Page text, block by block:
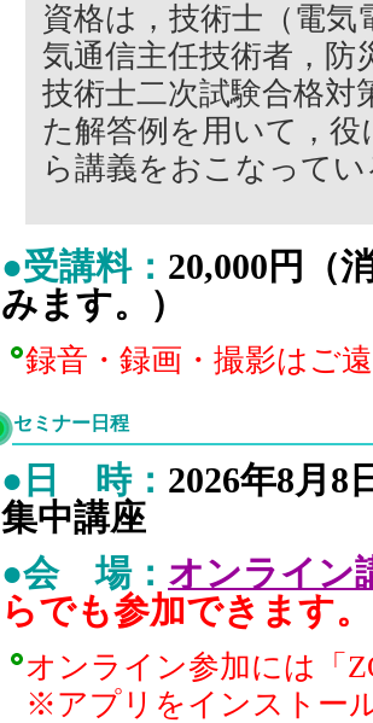
資格は，技術士（電気
気通信主任技術者，防
技術士二次試験合格
た解答例を用いて，
ら講義をおこなって
●受講料： 20,000円（
みます。）
録音・録画・撮影はご
セミナー日程
●日 時： 2026年8月
集中講座
●会 場： オンライン
らでも参加できます。
オンライン参加には「
※アプリをインストー